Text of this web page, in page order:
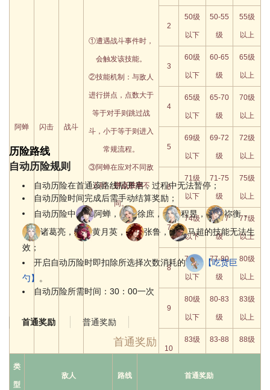
阿蝉 闪击 战斗
①遭遇战斗事件时，
会触发该技能。
②技能机制：与敌人
进行拼点，点数大于
等于对手则跳过战
斗，小于等于则进入
常规流程。
③阿蝉在应对不同敌
人时，拼点胜率不
同。
2
50级
以下
50-55
级
55级
以上
3
60级
以下
60-65
级
65级
以上
4
65级
以下
65-70
级
70级
以上
5
69级
以下
69-72
级
72级
以上
6
71级
以下
71-75
级
75级
以上
7
74级
以下
74-77
级
77级
以上
8
77级
以下
77-80
级
80级
以上
9
80级
以下
80-83
级
83级
以上
10
83级 83-88 88级
历险路线
自动历险规则
自动历险在首通该路线后开启，过程中无法暂停；
自动历险时间完成后需手动结算奖励；
自动历险中
阿蝉， 徐庶， 程昱，
祢衡，
诸葛亮，
黄月英， 张鲁，
马超的技能无法生
效；
开启自动历险时即扣除所选择次数消耗的
【吃货巨
勺】
。
自动历险所需时间：30：00一次
首通奖励 普通奖励
首通奖励
类
型
敌人 路线 首通奖励